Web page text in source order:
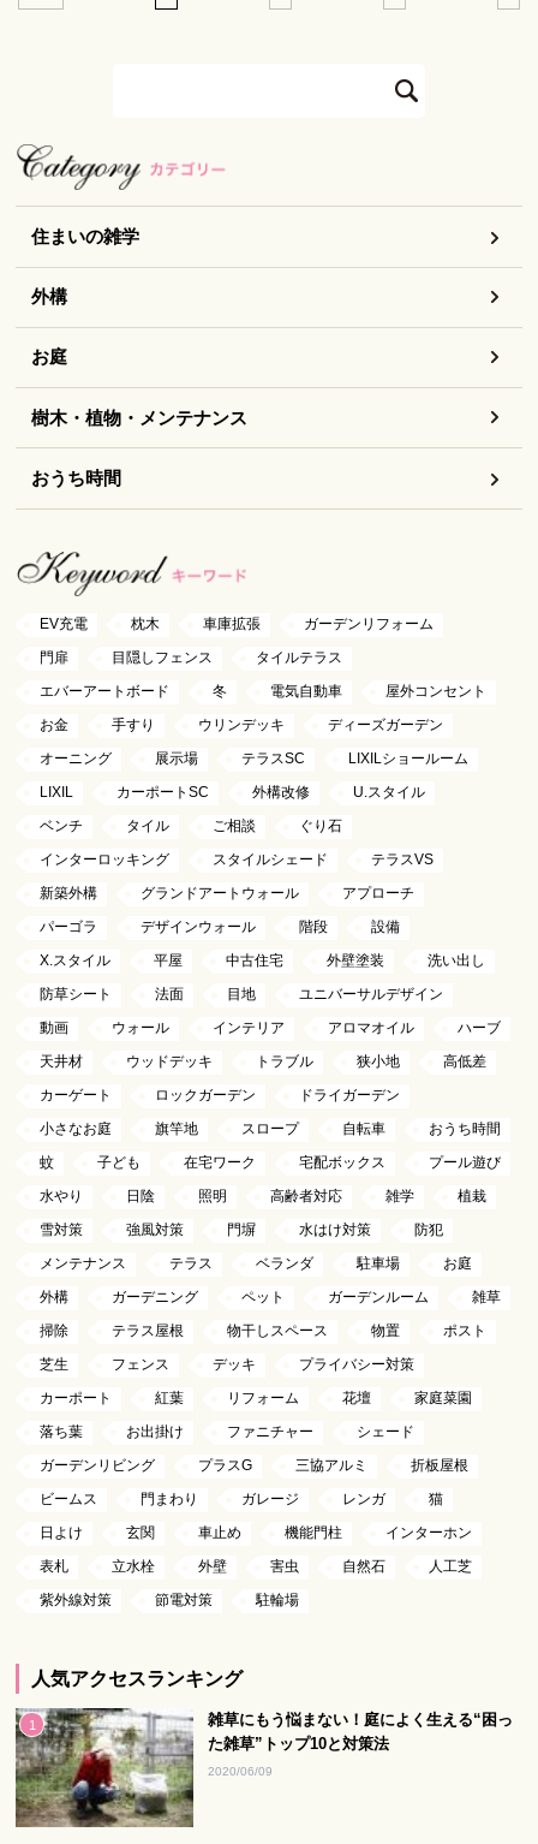
住まいの雑学
外構
お庭
樹木・植物・メンテナンス
おうち時間
EV充電 枕木 車庫拡張
ガーデンリフォーム
門扉
目隠しフェンス
タイルテラス
エバーアートボード
冬 電気自動車
屋外コンセント
お金
手すり ウリンデッキ
ディーズガーデン
オーニング
展示場 テラスSC
LIXILショールーム
LIXIL
カーポートSC 外構改修
U.スタイル
ベンチ
タイル ご相談
ぐり石
インターロッキング
スタイルシェード
テラスVS
新築外構
グランドアートウォール
アプローチ
パーゴラ
デザインウォール 階段
設備
X.スタイル
平屋 中古住宅 外壁塗装
洗い出し
防草シート
法面 目地
ユニバーサルデザイン
動画
ウォール インテリア アロマオイル
ハーブ
天井材
ウッドデッキ トラブル 狭小地
高低差
カーゲート
ロックガーデン
ドライガーデン
小さなお庭
旗竿地 スロープ 自転車
おうち時間
蚊
子ども 在宅ワーク 宅配ボックス
プール遊び
水やり
日陰 照明 高齢者対応 雑学
植栽
雪対策
強風対策 門塀 水はけ対策
防犯
メンテナンス
テラス ベランダ 駐車場
お庭
外構
ガーデニング ペット ガーデンルーム
雑草
掃除
テラス屋根 物干しスペース 物置
ポスト
芝生
フェンス デッキ
プライバシー対策
カーポート
紅葉 リフォーム 花壇
家庭菜園
落ち葉
お出掛け ファニチャー
シェード
ガーデンリビング
プラスG 三協アルミ
折板屋根
ビームス
門まわり ガレージ レンガ
猫
日よけ
玄関 車止め 機能門柱
インターホン
表札
立水栓 外壁 害虫 自然石
人工芝
紫外線対策
節電対策 駐輪場
人気アクセスランキング
雑草にもう悩まない！庭によく生える“困っ
た雑草”トップ10と対策法
2020/06/09